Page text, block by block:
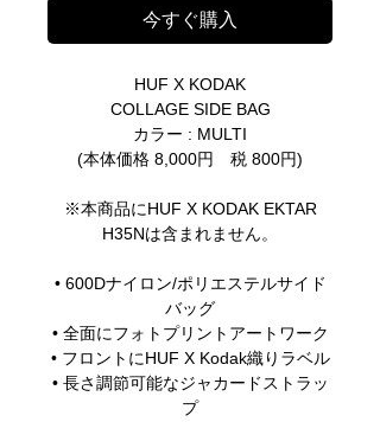
今すぐ購入
HUF X KODAK
COLLAGE SIDE BAG
カラー : MULTI
(本体価格 8,000円 税 800円)
※本商品にHUF X KODAK EKTAR
H35Nは含まれません。
• 600Dナイロン/ポリエステルサイド
バッグ
• 全面にフォトプリントアートワーク
• フロントにHUF X Kodak織りラベル
• 長さ調節可能なジャカードストラッ
プ